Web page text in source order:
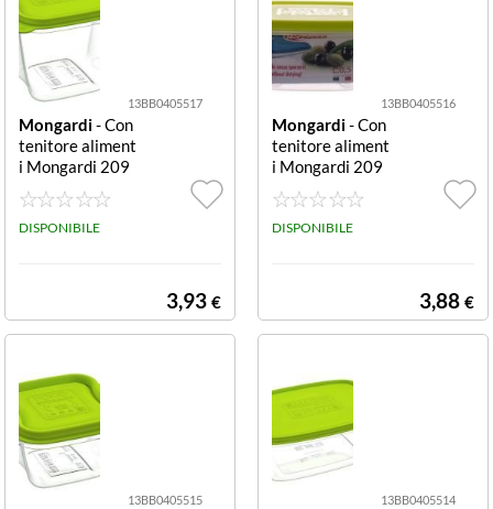
13BB0405517
Mongardi- Con
tenitore aliment
i Mongardi 209
4C12
DISPONIBILE
3,93 €
13BB0405516
Mongardi- Con
tenitore aliment
i Mongardi 209
3C12
DISPONIBILE
3,88 €
13BB0405515 13BB0405514